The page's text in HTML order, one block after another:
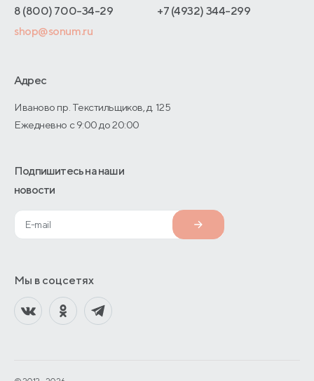
Адреса магазинов
Договор-оферты
Оптовые продажи
О производстве
8 (800) 700-34-29
+7 (4932) 344-299
shop@sonum.ru
Адрес
Иваново пр. Текстильщиков, д. 125
Ежедневно с 9:00 до 20:00
Подпишитесь на наши
новости
Мы в соцсетях